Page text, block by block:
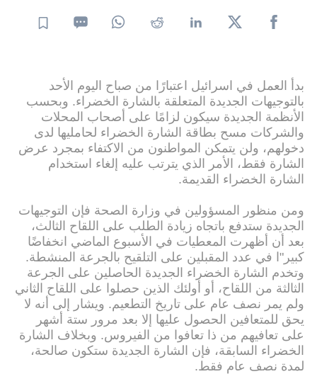
بدأ العمل في اسرائيل اعتبارًا من صباح اليوم الأحد
بالتوجيهات الجديدة المتعلقة بالشارة الخضراء. وبحسب
الأنظمة الجديدة سيكون لزامًا على أصحاب المحلات
والشركات مسح بطاقة الشارة الخضراء لحامليها لدى
دخولهم، ولن يتمكن المواطنون من الاكتفاء بمجرد عرض
الشارة فقط، الأمر الذي يترتب عليه إلغاء استخدام
الشارة الخضراء القديمة.
ومن منظور المسؤولين في وزارة الصحة فإن التوجيهات
الجديدة ستدفع باتجاه زيادة الطلب على اللقاح الثالث،
بعد أن أظهرت المعطيات في الأسبوع الماضي انخفاضًا
كبير"ا في عدد المقبلين على التلقيح بالجرعة المنشطة.
وتخدم الشارة الخضراء الجديدة الحاصلين على الجرعة
الثالثة من اللقاح، أو أولئك الذين حصلوا على اللقاح الثاني
ولم يمر نصف عام على تاريخ التطعيم. ويشار إلى أنه لا
يحق للمتعافين الحصول عليها إلا بعد مرور ستة أشهر
على تعافيهم من ذا تعافوا من الفيروس. وبخلاف الشارة
الخضراء السابقة، فإن الشارة الجديدة ستكون صالحة،
لمدة نصف عام فقط.